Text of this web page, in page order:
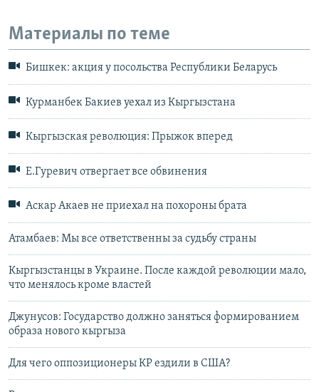
Материалы по теме
Бишкек: акция у посольства Республики Беларусь
Курманбек Бакиев уехал из Кыргызстана
Кыргызская революция: Прыжок вперед
Е.Гуревич отвергает все обвинения
Аскар Акаев не приехал на похороны брата
Атамбаев: Мы все ответственны за судьбу страны
Кыргызстанцы в Украине. После каждой революции мало,
что менялось кроме властей
Джунусов: Государство должно заняться формированием
образа нового кыргыза
Для чего оппозиционеры КР ездили в США?